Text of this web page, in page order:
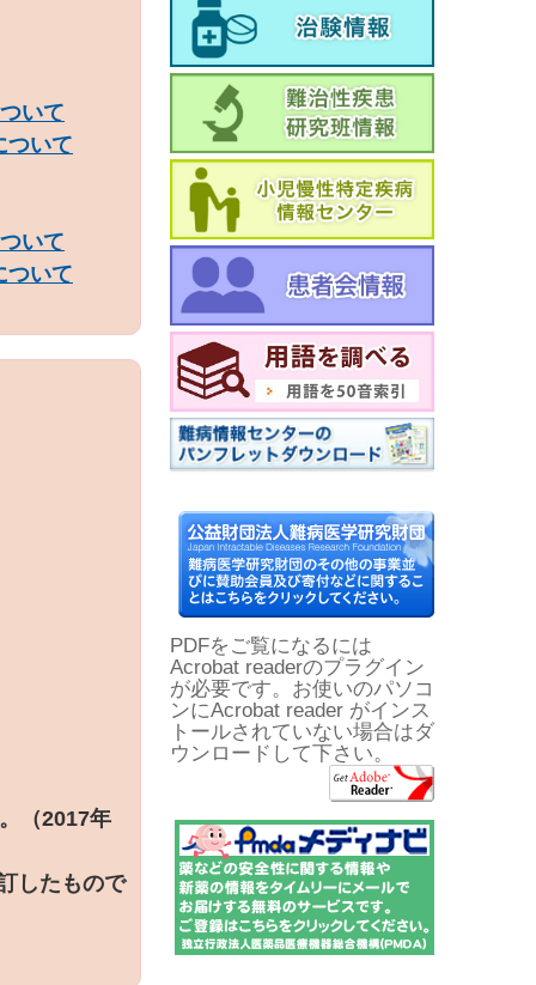
いて
ついて
いて
ついて
（2017年
したもので
PDFをご覧になるには
Acrobat readerのプラグイン
が必要です。お使いのパソコ
ンにAcrobat reader がインス
トールされていない場合はダ
ウンロードして下さい。